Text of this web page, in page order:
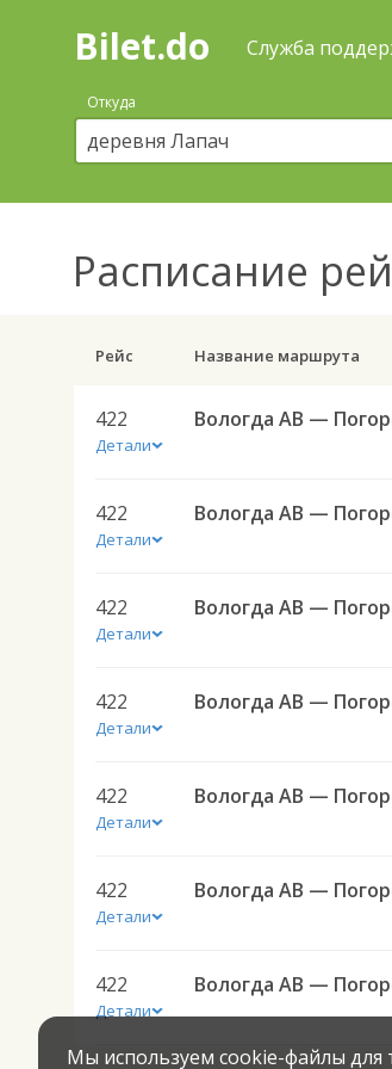
Поиск
покупка
билетов
автобус
онлайн
Bilet.do Служба
Откуда
Расписание
Рейс Название маршрута
422
Детали
422
Детали
422
Детали
422
Детали
422
Детали
422
Детали
422
Детали
Мы используем cookie-файлы для